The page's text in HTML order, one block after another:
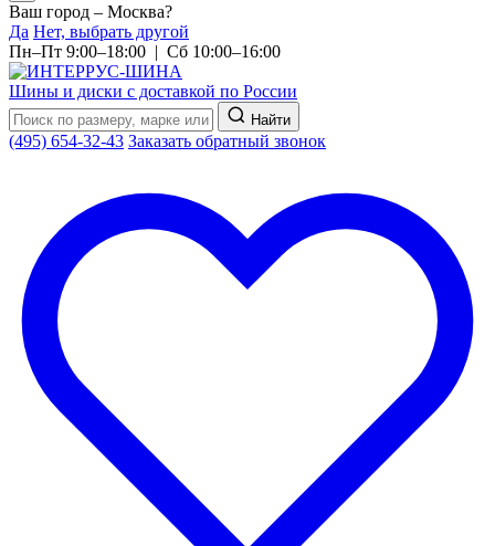
Ваш город – Москва?
Да Нет, выбрать другой
Пн–Пт 9:00–18:00 | Сб 10:00–16:00
Шины и диски с доставкой по России
Найти
(495) 654-32-43 Заказать обратный звонок